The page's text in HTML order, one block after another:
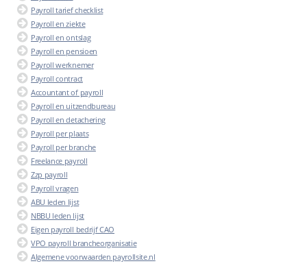
Payroll tarief checklist
Payroll en ziekte
Payroll en ontslag
Payroll en pensioen
Payroll werknemer
Payroll contract
Accountant of payroll
Payroll en uitzendbureau
Payroll en detachering
Payroll per plaats
Payroll per branche
Freelance payroll
Zzp payroll
Payroll vragen
ABU leden lijst
NBBU leden lijst
Eigen payroll bedrijf CAO
VPO payroll brancheorganisatie
Algemene voorwaarden payrollsite.nl